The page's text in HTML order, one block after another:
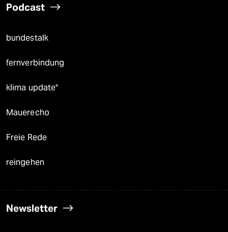
Podcast
bundestalk
fernverbindung
klima update°
Mauerecho
Freie Rede
reingehen
Newsletter